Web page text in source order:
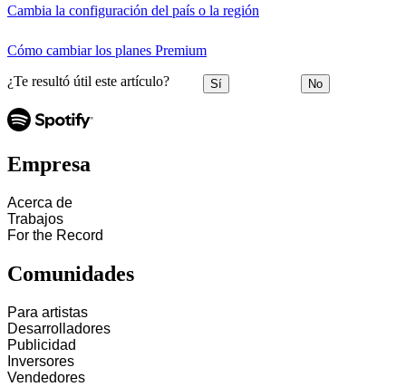
Cambia la configuración del país o la región
Cómo cambiar los planes Premium
¿Te resultó útil este artículo? Sí No
Empresa
Acerca de
Trabajos
For the Record
Comunidades
Para artistas
Desarrolladores
Publicidad
Inversores
Vendedores